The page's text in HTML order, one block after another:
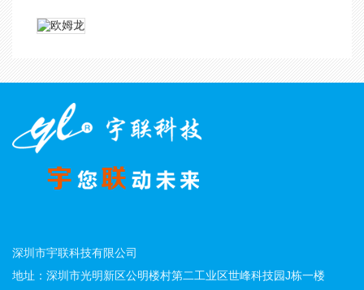
深圳市宇联科技有限公司
地址：深圳市光明新区公明楼村第二工业区世峰科技园J栋一楼